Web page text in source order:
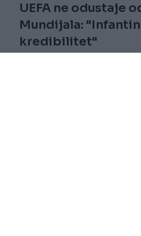
UEFA ne odustaje
Mundijala:
kredibilitet"